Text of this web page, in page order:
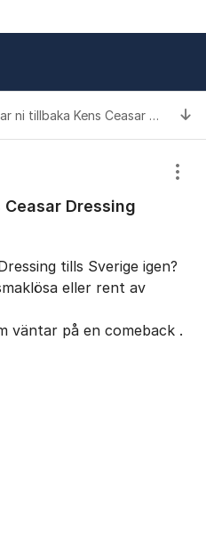
När tar ni tillbaka Kens Ceasar Dressing tills Sverige?
Dressing
tills Sverige igen?
eller rent av
väntar på en comeback .